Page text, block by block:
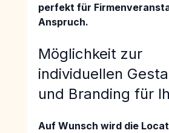
perfekt für
Anspruch.
Möglichkeit zur
individuellen
und Branding für
Auf Wunsch wird die